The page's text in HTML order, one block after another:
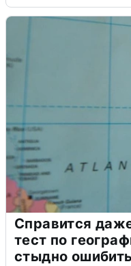
Справится
тест по
стыдно